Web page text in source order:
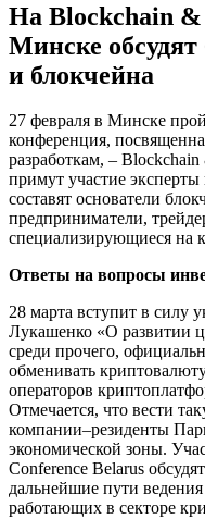
На Blockchain &
Минске
и блокчейна
27 февраля в Минске
конференция,
разработкам, –
примут участие
составят основатели
предприниматели,
специализирующиеся на
Ответы на вопросы
28 марта вступит в силу
Лукашенко «О развитии
среди прочего,
обменивать
операторов
Отмечается, что вести
компании–резиденты
экономической зоны.
Conference Belarus
дальнейшие пути
работающих в секторе